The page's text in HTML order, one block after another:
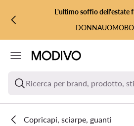
VAI AL CONTENUTO PRINCIPALE
VAI ALLA RICERCAL'ultimo soffio dell'estate
DONNAUOMO
Ricerca per brand, prodotto,
Copricapi, sciarpe, guanti